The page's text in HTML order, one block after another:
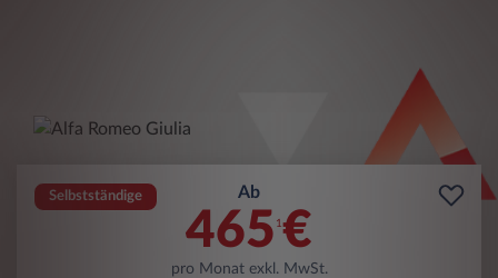
Selbstständige Ab
465 1€
pro Monat exkl. MwSt.